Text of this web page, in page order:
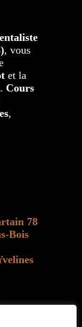
, vous
et la
. Cours
,
78
Bois